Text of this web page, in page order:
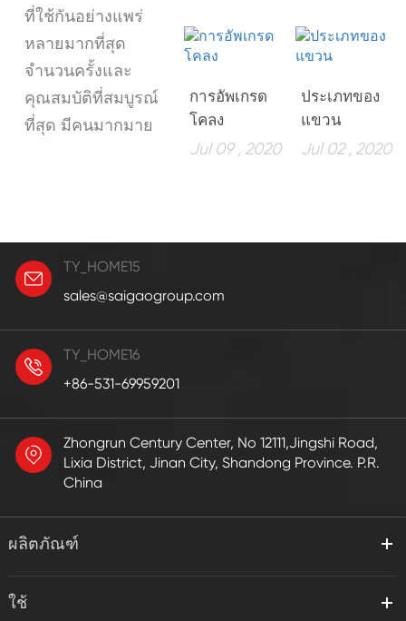
ที่ใช้กันอย่างแพร่
หลายมากที่สุด
จำนวนครั้งและ
คุณสมบัติที่สมบูรณ์
ที่สุด มีคนมากมาย
การอัพเกรด
โคลง
Jul 09 , 2020
ประเภทของ
แขวน
Jul 02 , 2020
TY_HOME15
sales@saigaogroup.com
TY_HOME16
+86-531-69959201
Zhongrun Century Center, No 12111,Jingshi Road,
Lixia District, Jinan City, Shandong Province. P.R.
China
ผลิตภัณฑ์
ใช้